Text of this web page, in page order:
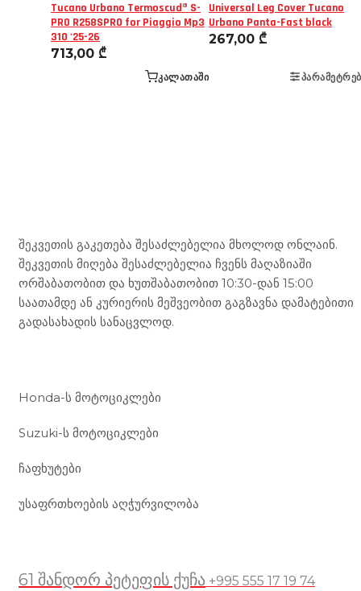
Tucano Urbano Termoscud® S-
PRO R258SPRO for Piaggio Mp3
310 '25-26
713,00 ₾
ᲙᲐᲚᲐᲗᲐᲨᲘ
Universal Leg Cover Tucano
Urbano Panta-Fast black
267,00 ₾
შეკვეთის გაკეთება შესაძლებელია მხოლოდ ონლაინ.
შეკვეთის მიღება შესაძლებელია ჩვენს მაღაზიაში
ორშაბათობით და ხუთშაბათობით 10:30-დან 15:00
საათამდე ან კურიერის მეშვეობით გაგზავნა დამატებითი
გადასახადის სანაცვლოდ.
Honda-ს მოტოციკლები
Suzuki-ს მოტოციკლები
ჩაფხუტები
უსაფრთხოების აღჭურვილობა
61 შანდორ პეტეფის ქუჩა +995 555 17 19 74